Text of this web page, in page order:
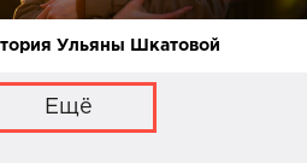
Ульяны Шкатовой
Ещё